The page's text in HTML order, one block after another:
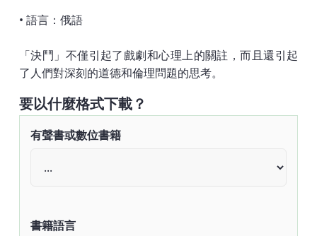
• 語言：俄語
「決鬥」不僅引起了戲劇和心理上的關註，而且還引起
了人們對深刻的道德和倫理問題的思考。
要以什麼格式下載？
有聲書或數位書籍
書籍語言